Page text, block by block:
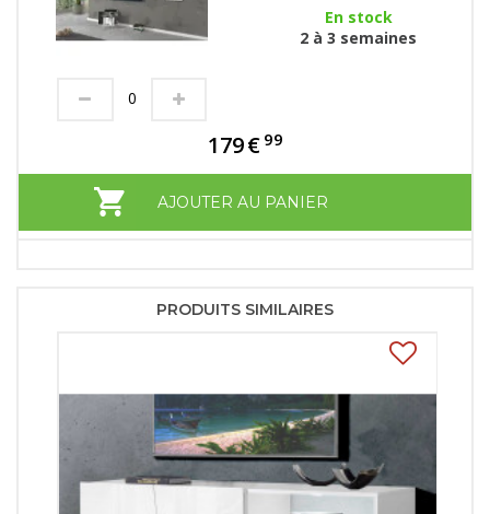
En stock
2 à 3 semaines
179€ 99
AJOUTER AU PANIER
PRODUITS SIMILAIRES